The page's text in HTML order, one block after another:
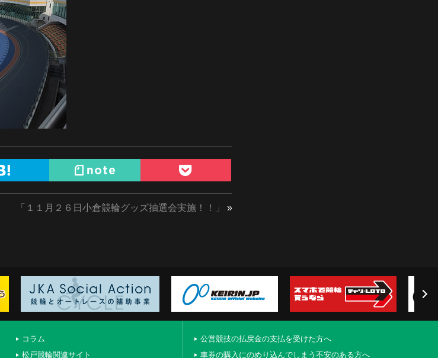
「１１月２６日小倉競輪グッズ抽選会実施！！」 »
公営競技の払戻金の支払を受けた方へ
車券の購入にのめり込んでしまう不安のある方へ
コラム
松戸競輪関連サイト